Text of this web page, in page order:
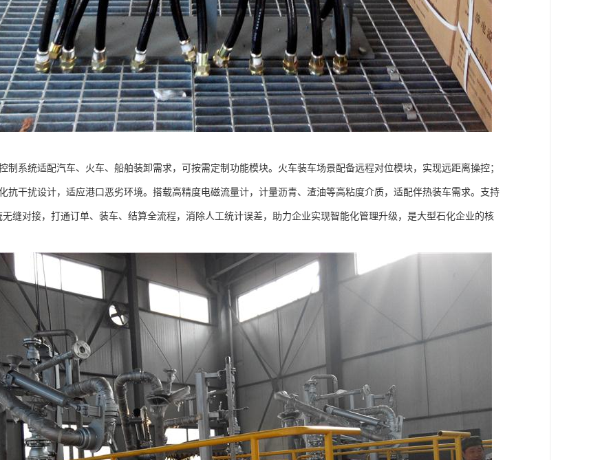
制系统适配汽车、火车、船舶装卸需求，可按需定制功能模块。火车装车场景配备远程对位模块，实现远距离操控；
抗干扰设计，适应港口恶劣环境。搭载高精度电磁流量计，计量沥青、渣油等高粘度介质，适配伴热装车需求。支持
无缝对接，打通订单、装车、结算全流程，消除人工统计误差，助力企业实现智能化管理升级，是大型石化企业的核